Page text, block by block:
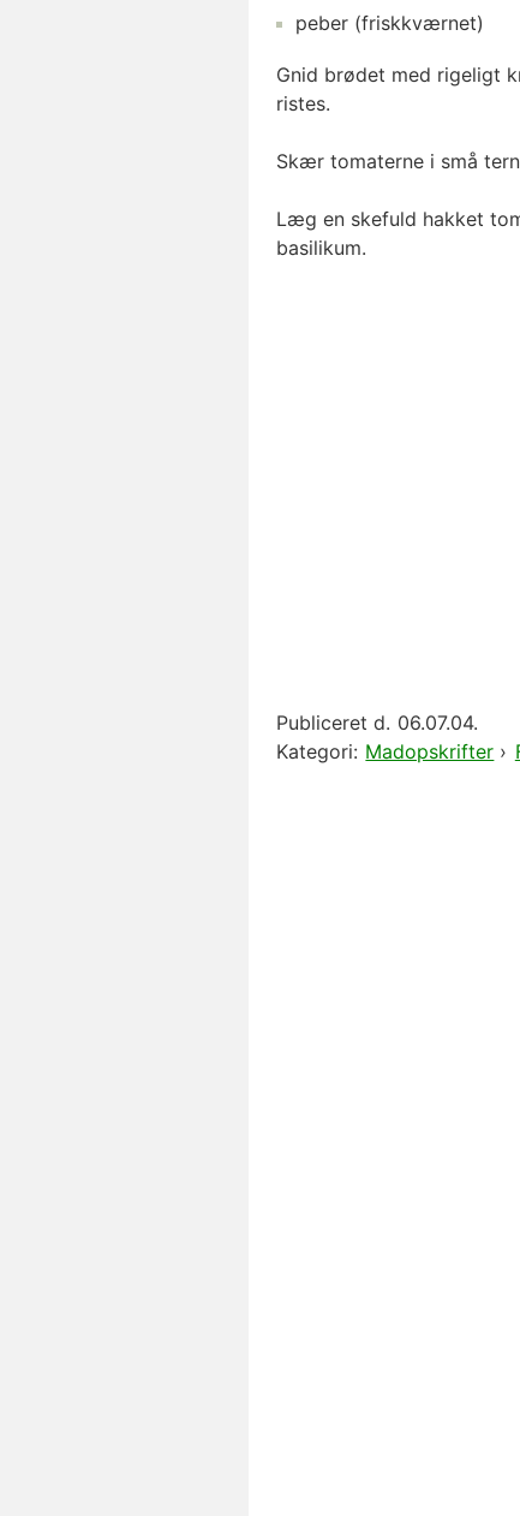
peber (friskkværnet)
Gnid brødet med rigeligt
ristes.
Skær tomaterne i små
Læg en skefuld hakket
basilikum.
Publiceret d. 06.07.04.
Kategori: Madopskrifter ›